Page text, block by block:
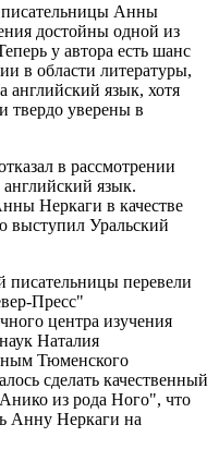
писательницы Анны
достойны одной из
у автора есть шанс
в области литературы,
английский язык, хотя
твердо уверены в
в рассмотрении
язык.
Неркаги в качестве
выступил Уральский
писательницы перевели
Пресс"
центра изучения
Наталия
Тюменского
сделать качественный
из рода Ного", что
Анну Неркаги на